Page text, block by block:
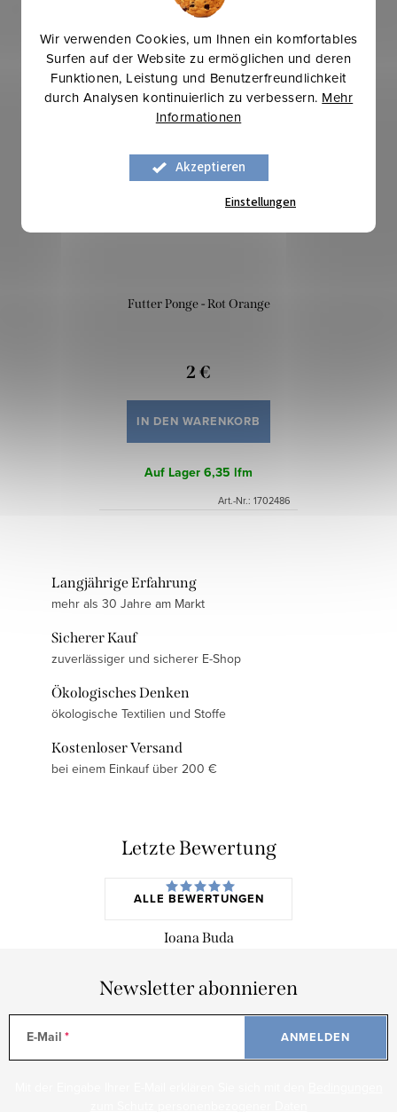
Wir verwenden Cookies, um Ihnen ein komfortables
Surfen auf der Website zu ermöglichen und deren
Funktionen, Leistung und Benutzerfreundlichkeit
durch Analysen kontinuierlich zu verbessern. Mehr
Informationen
Akzeptieren
Einstellungen
Verwandte Produkte
Mehr für weniger
Futter Ponge - Rot Orange
2 €
IN DEN WARENKORB
Auf Lager6,35 lfm
Art.-Nr.: 1702486
Langjährige Erfahrung
mehr als 30 Jahre am Markt
Sicherer Kauf
zuverlässiger und sicherer E-Shop
Ökologisches Denken
ökologische Textilien und Stoffe
Kostenloser Versand
bei einem Einkauf über 200 €
Letzte Bewertung
ALLE BEWERTUNGEN
Ioana Buda
Newsletter abonnieren
E-Mail ANMELDEN